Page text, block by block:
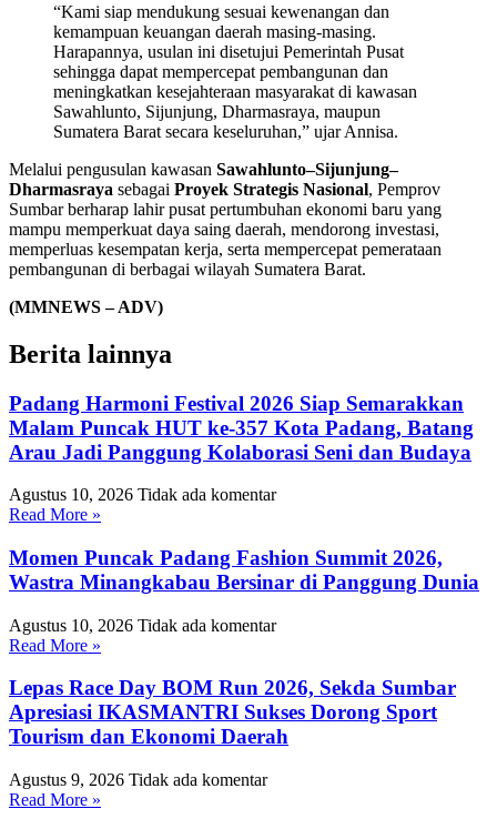
“Kami siap mendukung sesuai kewenangan dan
kemampuan keuangan daerah masing-masing.
Harapannya, usulan ini disetujui Pemerintah Pusat
sehingga dapat mempercepat pembangunan dan
meningkatkan kesejahteraan masyarakat di kawasan
Sawahlunto, Sijunjung, Dharmasraya, maupun
Sumatera Barat secara keseluruhan,” ujar Annisa.
Melalui pengusulan kawasan Sawahlunto–Sijunjung–
Dharmasraya sebagai Proyek Strategis Nasional, Pemprov
Sumbar berharap lahir pusat pertumbuhan ekonomi baru yang
mampu memperkuat daya saing daerah, mendorong investasi,
memperluas kesempatan kerja, serta mempercepat pemerataan
pembangunan di berbagai wilayah Sumatera Barat.
(MMNEWS – ADV)
Berita lainnya
Padang Harmoni Festival 2026 Siap Semarakkan
Malam Puncak HUT ke-357 Kota Padang, Batang
Arau Jadi Panggung Kolaborasi Seni dan Budaya
Agustus 10, 2026 Tidak ada komentar
Read More »
Momen Puncak Padang Fashion Summit 2026,
Wastra Minangkabau Bersinar di Panggung Dunia
Agustus 10, 2026 Tidak ada komentar
Read More »
Lepas Race Day BOM Run 2026, Sekda Sumbar
Apresiasi IKASMANTRI Sukses Dorong Sport
Tourism dan Ekonomi Daerah
Agustus 9, 2026 Tidak ada komentar
Read More »